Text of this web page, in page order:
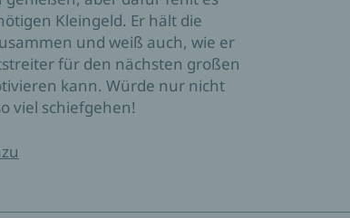
Kleingeld. Er hält die
und weiß auch, wie er
für den nächsten großen
kann. Würde nur nicht
viel schiefgehen!